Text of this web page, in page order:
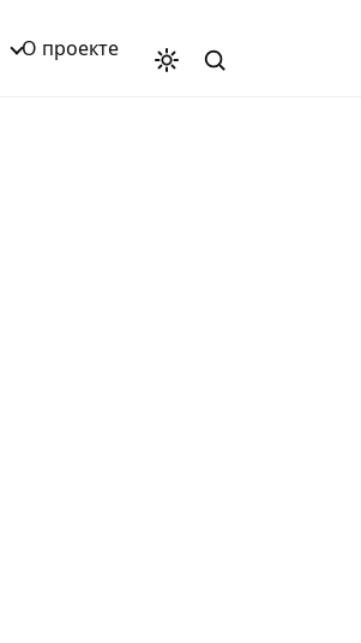
О проекте